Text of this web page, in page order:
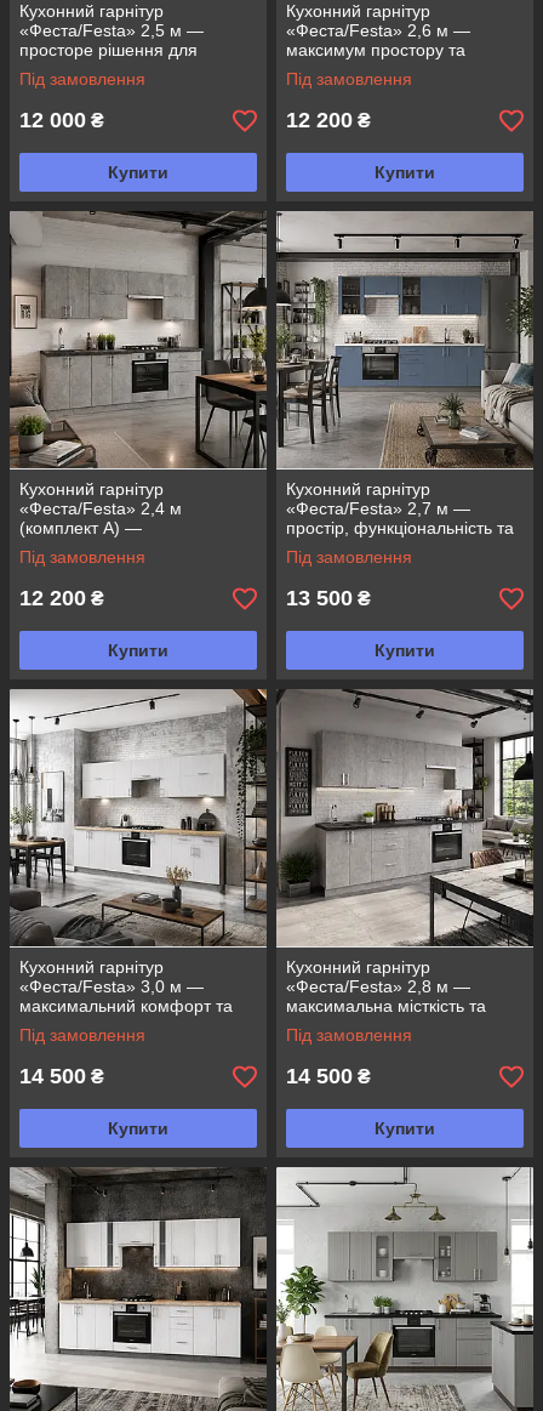
Кухонний гарнітур
«Феста/Festa» 2,5 м —
просторе рішення для
комфортної та сучасної кухні
Під замовлення
12 000 ₴
Купити
Кухонний гарнітур
«Феста/Festa» 2,6 м —
максимум простору та
зручності для вашої кухні
Під замовлення
12 200 ₴
Купити
Кухонний гарнітур
«Феста/Festa» 2,4 м
(комплект А) —
максимальний комфорт та
функціональність
Під замовлення
12 200 ₴
Купити
Кухонний гарнітур
«Феста/Festa» 2,7 м —
простір, функціональність та
сучасний стиль
Під замовлення
13 500 ₴
Купити
Кухонний гарнітур
«Феста/Festa» 3,0 м —
максимальний комфорт та
функціональність для
просторої кухні
Під замовлення
14 500 ₴
Купити
Кухонний гарнітур
«Феста/Festa» 2,8 м —
максимальна місткість та
комфорт
Під замовлення
14 500 ₴
Купити